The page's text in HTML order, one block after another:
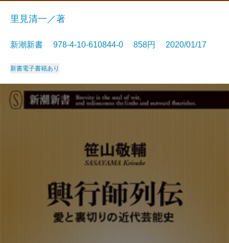
里見清一／著
新潮新書 978-4-10-610844-0 858円 2020/01/17
新書電子書籍あり